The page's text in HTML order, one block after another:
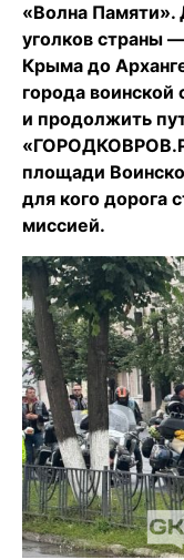
«Волна Памяти».
уголков страны
Крыма до
города воинской
и продолжить
площади
для кого дорога
миссией.